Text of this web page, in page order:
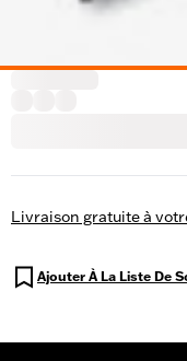
Livraison gratuite à
Ajouter À La Liste De